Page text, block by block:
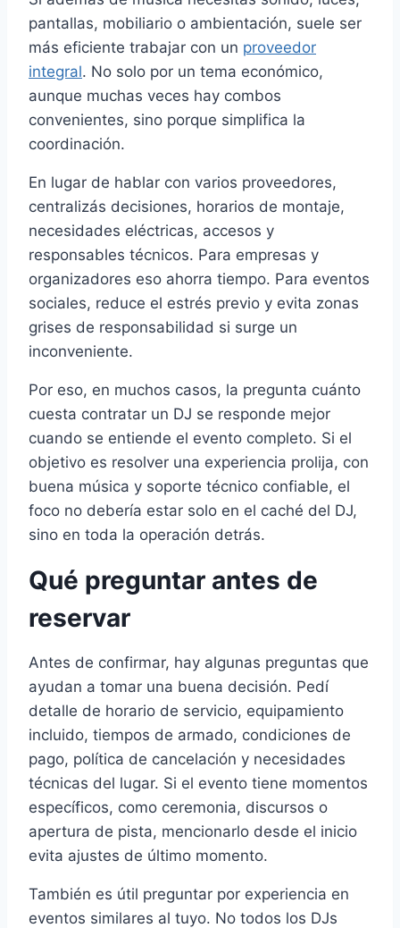
pantallas, mobiliario o ambientación, suele ser
más eficiente trabajar con un proveedor
integral. No solo por un tema económico,
aunque muchas veces hay combos
convenientes, sino porque simplifica la
coordinación.
En lugar de hablar con varios proveedores,
centralizás decisiones, horarios de montaje,
necesidades eléctricas, accesos y
responsables técnicos. Para empresas y
organizadores eso ahorra tiempo. Para eventos
sociales, reduce el estrés previo y evita zonas
grises de responsabilidad si surge un
inconveniente.
Por eso, en muchos casos, la pregunta cuánto
cuesta contratar un DJ se responde mejor
cuando se entiende el evento completo. Si el
objetivo es resolver una experiencia prolija, con
buena música y soporte técnico confiable, el
foco no debería estar solo en el caché del DJ,
sino en toda la operación detrás.
Qué preguntar antes de
reservar
Antes de confirmar, hay algunas preguntas que
ayudan a tomar una buena decisión. Pedí
detalle de horario de servicio, equipamiento
incluido, tiempos de armado, condiciones de
pago, política de cancelación y necesidades
técnicas del lugar. Si el evento tiene momentos
específicos, como ceremonia, discursos o
apertura de pista, mencionarlo desde el inicio
evita ajustes de último momento.
También es útil preguntar por experiencia en
eventos similares al tuyo. No todos los DJs